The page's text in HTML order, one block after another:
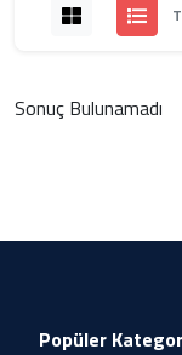
Sonuç Bulunamadı
Popüler